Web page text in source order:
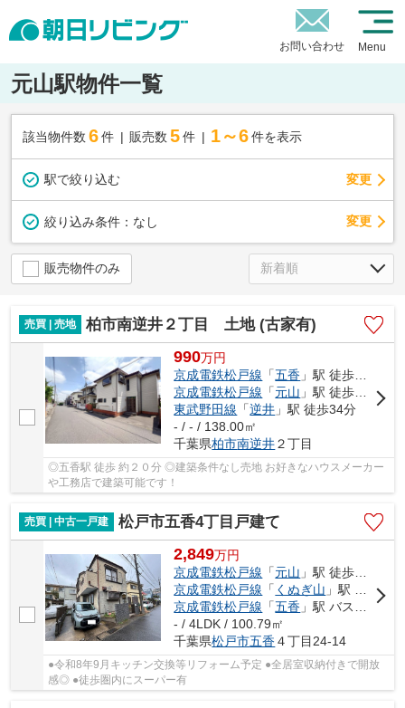
お問い合わせ Menu
元山駅物件一覧
該当物件数 6件 販売数 5 件 1～6 件を表示
駅で絞り込む 変更
絞り込み条件： なし 変更
販売物件のみ
売買 | 売地 柏市南逆井２丁目 土地 (古家有)
990万円
京成電鉄松戸線 「五香 」駅 徒歩20分
京成電鉄松戸線 「元山 」駅 徒歩27分
東武野田線 「逆井 」駅 徒歩34分
- / - / 138.00㎡
千葉県柏市南逆井２丁目
◎五香駅 徒歩 約２０分 ◎建築条件なし売地 お好きなハウスメーカー
や工務店で建築可能です！
売買 | 中古一戸建 松戸市五香4丁目戸建て
2,849万円
京成電鉄松戸線 「元山 」駅 徒歩11分
京成電鉄松戸線 「 くぬぎ山 」駅 徒歩24分
京成電鉄松戸線 「五香 」駅 バス8分 「高木第２小学校」 停歩4分
- / 4LDK / 100.79㎡
千葉県松戸市五香４丁目24-14
●令和8年9月キッチン交換等リフォーム予定 ●全居室収納付きで開放
感◎ ●徒歩圏内にスーパー有